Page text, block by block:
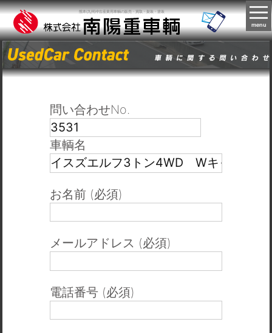
熊本(九州)中古産業用車輌の販売・買取・架装・塗装
menu
問い合わせNo.
車輌名
お名前 (必須)
メールアドレス (必須)
電話番号 (必須)